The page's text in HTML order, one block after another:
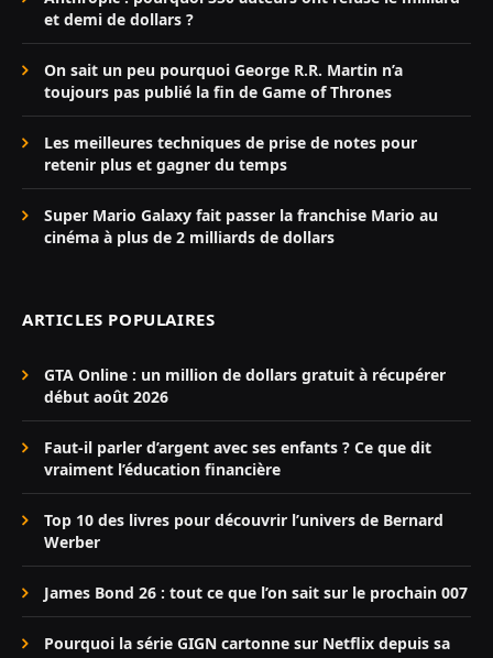
et demi de dollars ?
On sait un peu pourquoi George R.R. Martin n’a
toujours pas publié la fin de Game of Thrones
Les meilleures techniques de prise de notes pour
retenir plus et gagner du temps
Super Mario Galaxy fait passer la franchise Mario au
cinéma à plus de 2 milliards de dollars
ARTICLES POPULAIRES
GTA Online : un million de dollars gratuit à récupérer
début août 2026
Faut-il parler d’argent avec ses enfants ? Ce que dit
vraiment l’éducation financière
Top 10 des livres pour découvrir l’univers de Bernard
Werber
James Bond 26 : tout ce que l’on sait sur le prochain 007
Pourquoi la série GIGN cartonne sur Netflix depuis sa